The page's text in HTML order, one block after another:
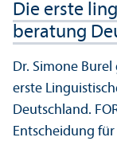
Die erste
beratung
Dr. Simone
erste
Deutschland.
Entscheidung